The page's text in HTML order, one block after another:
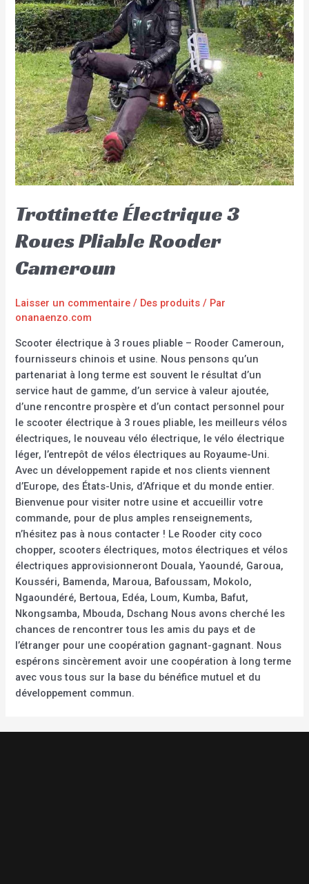
Trottinette Électrique 3
Roues Pliable Rooder
Cameroun
Laisser un commentaire / Des produits / Par
onanaenzo.com
Scooter électrique à 3 roues pliable – Rooder Cameroun,
fournisseurs chinois et usine. Nous pensons qu’un
partenariat à long terme est souvent le résultat d’un
service haut de gamme, d’un service à valeur ajoutée,
d’une rencontre prospère et d’un contact personnel pour
le scooter électrique à 3 roues pliable, les meilleurs vélos
électriques, le nouveau vélo électrique, le vélo électrique
léger, l’entrepôt de vélos électriques au Royaume-Uni.
Avec un développement rapide et nos clients viennent
d’Europe, des États-Unis, d’Afrique et du monde entier.
Bienvenue pour visiter notre usine et accueillir votre
commande, pour de plus amples renseignements,
n’hésitez pas à nous contacter ! Le Rooder city coco
chopper, scooters électriques, motos électriques et vélos
électriques approvisionneront Douala, Yaoundé, Garoua,
Kousséri, Bamenda, Maroua, Bafoussam, Mokolo,
Ngaoundéré, Bertoua, Edéa, Loum, Kumba, Bafut,
Nkongsamba, Mbouda, Dschang Nous avons cherché les
chances de rencontrer tous les amis du pays et de
l’étranger pour une coopération gagnant-gagnant. Nous
espérons sincèrement avoir une coopération à long terme
avec vous tous sur la base du bénéfice mutuel et du
développement commun.